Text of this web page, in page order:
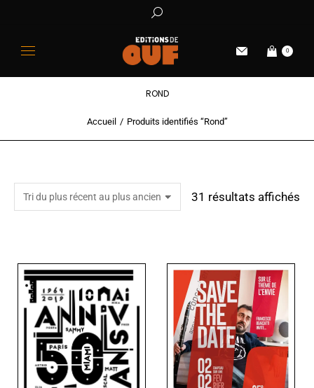
0
ROND
Vous êtes ici :Accueil Produits identifiés “Rond”
31 résultats affichés